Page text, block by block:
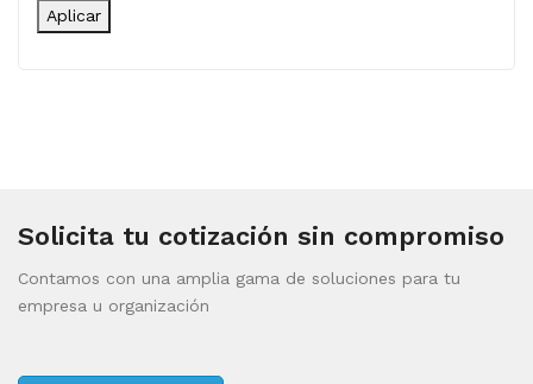
Aplicar
Solicita tu cotización sin compromiso
Contamos con una amplia gama de soluciones para tu
empresa u organización